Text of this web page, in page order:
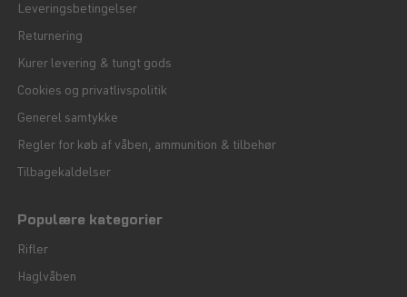
Leveringsbetingelser
Returnering
Kurer levering & tungt gods
Cookies og privatlivspolitik
Generel samtykke
Regler for køb af våben, ammunition & tilbehør
Tilbagekaldelser
Populære kategorier
Rifler
Haglvåben